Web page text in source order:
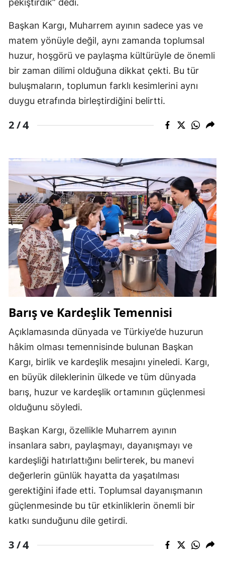
pekiştirdik” dedi.
Başkan Kargı, Muharrem ayının sadece yas ve
matem yönüyle değil, aynı zamanda toplumsal
huzur, hoşgörü ve paylaşma kültürüyle de önemli
bir zaman dilimi olduğuna dikkat çekti. Bu tür
buluşmaların, toplumun farklı kesimlerini aynı
duygu etrafında birleştirdiğini belirtti.
2 /4
Barış ve Kardeşlik Temennisi
Açıklamasında dünyada ve Türkiye’de huzurun
hâkim olması temennisinde bulunan Başkan
Kargı, birlik ve kardeşlik mesajını yineledi. Kargı,
en büyük dileklerinin ülkede ve tüm dünyada
barış, huzur ve kardeşlik ortamının güçlenmesi
olduğunu söyledi.
Başkan Kargı, özellikle Muharrem ayının
insanlara sabrı, paylaşmayı, dayanışmayı ve
kardeşliği hatırlattığını belirterek, bu manevi
değerlerin günlük hayatta da yaşatılması
gerektiğini ifade etti. Toplumsal dayanışmanın
güçlenmesinde bu tür etkinliklerin önemli bir
katkı sunduğunu dile getirdi.
3 /4